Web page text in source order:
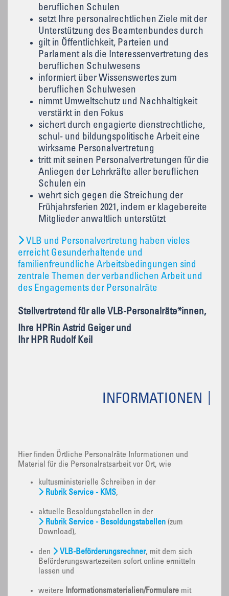
beruflichen Schulen
setzt Ihre personalrechtlichen Ziele mit der
Unterstützung des Beamtenbundes durch
gilt in Öffentlichkeit, Parteien und
Parlament als die Interessenvertretung des
beruflichen Schulwesens
informiert über Wissenswertes zum
beruflichen Schulwesen
nimmt Umweltschutz und Nachhaltigkeit
verstärkt in den Fokus
sichert durch engagierte dienstrechtliche,
schul- und bildungspolitische Arbeit eine
wirksame Personalvertretung
tritt mit seinen Personalvertretungen für die
Anliegen der Lehrkräfte aller beruflichen
Schulen ein
wehrt sich gegen die Streichung der
Frühjahrsferien 2021, indem er klagebereite
Mitglieder anwaltlich unterstützt
VLB und Personalvertretung haben vieles
erreicht Gesunderhaltende und
familienfreundliche Arbeitsbedingungen sind
zentrale Themen der verbandlichen Arbeit und
des Engagements der Personalräte
Stellvertretend für alle VLB-Personalräte*innen,
Ihre HPRin Astrid Geiger und
Ihr HPR Rudolf Keil
INFORMATIONEN
Hier finden Örtliche Personalräte Informationen und
Material für die Personalratsarbeit vor Ort, wie
kultusministerielle Schreiben in der
Rubrik Service - KMS,
aktuelle Besoldungstabellen in der
Rubrik Service - Besoldungstabellen (zum
Download),
den VLB-Beförderungsrechner, mit dem sich
Beförderungswartezeiten sofort online ermitteln
lassen und
weitere Informationsmaterialien/Formulare mit